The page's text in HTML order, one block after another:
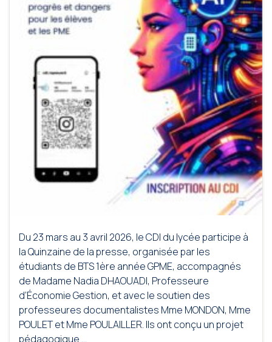
Du 23 mars au 3 avril 2026, le CDI du lycée participe à
la Quinzaine de la presse, organisée par les
étudiants de BTS 1ère année GPME, accompagnés
de Madame Nadia DHAOUADI, Professeure
d’Économie Gestion, et avec le soutien des
professeures documentalistes Mme MONDON, Mme
POULET et Mme POULAILLER. Ils ont conçu un projet
pédagogique …